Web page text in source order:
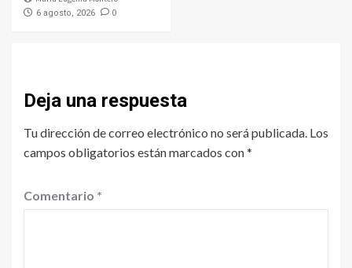
6 agosto, 2026 0
Deja una respuesta
Tu dirección de correo electrónico no será publicada. Los
campos obligatorios están marcados con*
Comentario *